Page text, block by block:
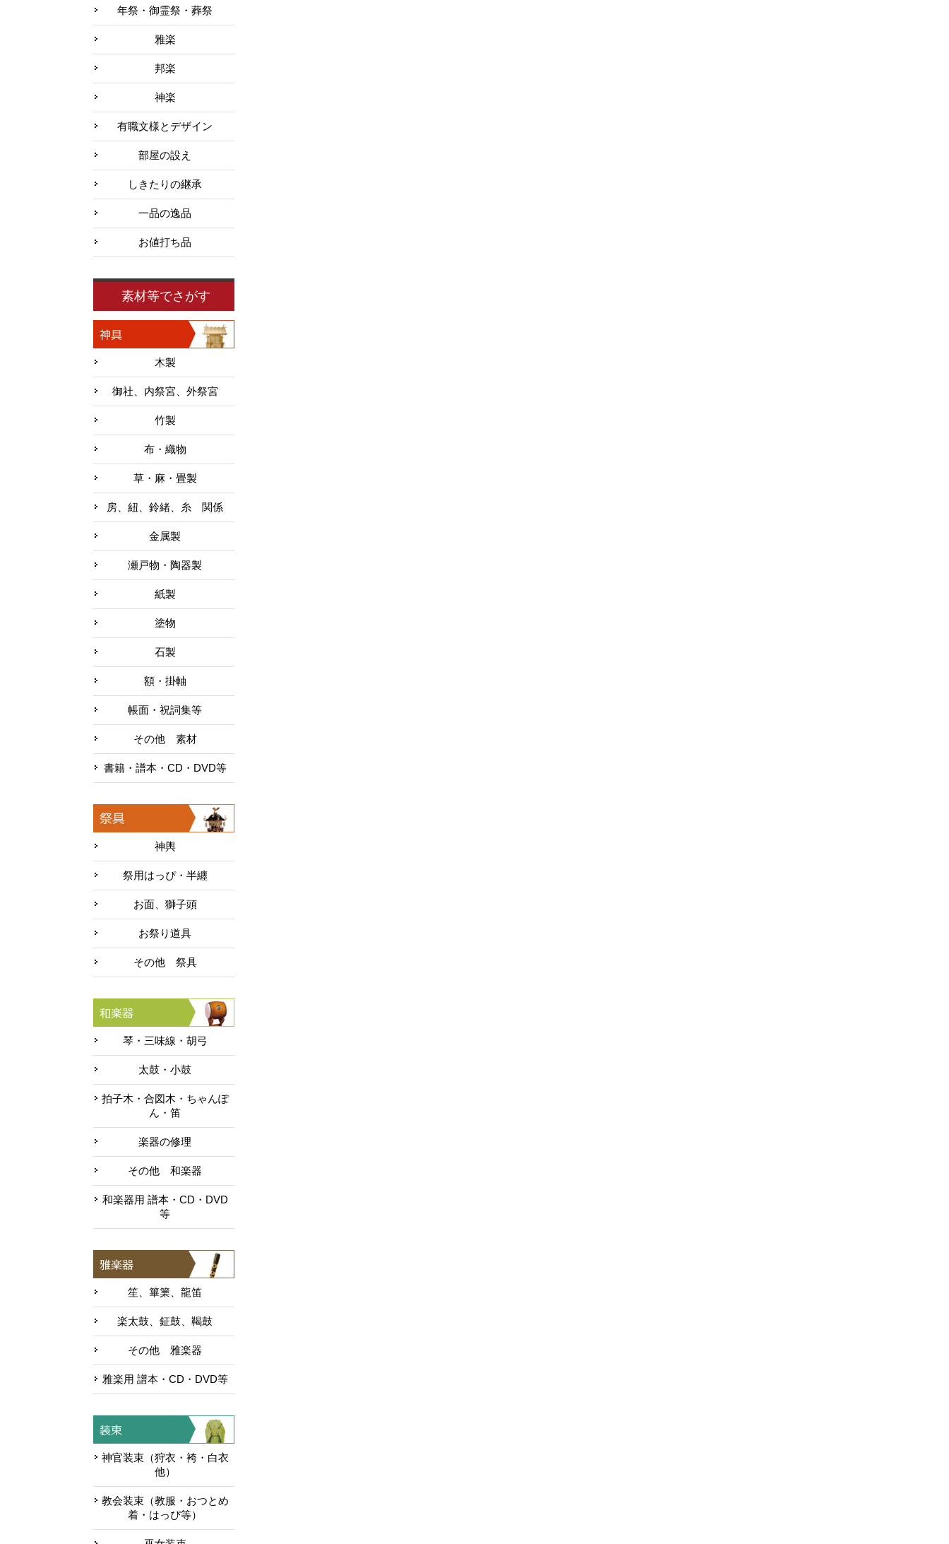
年祭・御霊祭・葬祭
雅楽
邦楽
神楽
有職文様とデザイン
部屋の設え
しきたりの継承
一品の逸品
お値打ち品
素材等でさがす
木製
御社、内祭宮、外祭宮
竹製
布・織物
草・麻・畳製
房、紐、鈴緒、糸 関係
金属製
瀬戸物・陶器製
紙製
塗物
石製
額・掛軸
帳面・祝詞集等
その他 素材
書籍・譜本・CD・DVD等
神輿
祭用はっぴ・半纏
お面、獅子頭
お祭り道具
その他 祭具
琴・三味線・胡弓
太鼓・小鼓
拍子木・合図木・ちゃんぽ
ん・笛
楽器の修理
その他 和楽器
和楽器用 譜本・CD・DVD
等
笙、篳篥、龍笛
楽太鼓、鉦鼓、鞨鼓
その他 雅楽器
雅楽用 譜本・CD・DVD等
神官装束（狩衣・袴・白衣
他）
教会装束（教服・おつとめ
着・はっぴ等）